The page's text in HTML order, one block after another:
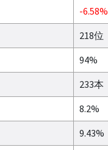
-6.58%
218位
94%
233本
8.2%
9.43%